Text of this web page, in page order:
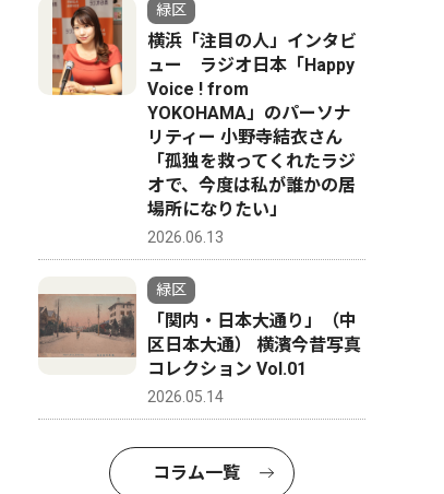
緑区
横浜「注目の人」インタビ
ュー ラジオ日本「Happy
Voice ! from
YOKOHAMA」のパーソナ
リティー 小野寺結衣さん
「孤独を救ってくれたラジ
オで、今度は私が誰かの居
場所になりたい」
2026.06.13
緑区
「関内・日本大通り」（中
区日本大通） 横濱今昔写真
コレクション Vol.01
2026.05.14
コラム一覧